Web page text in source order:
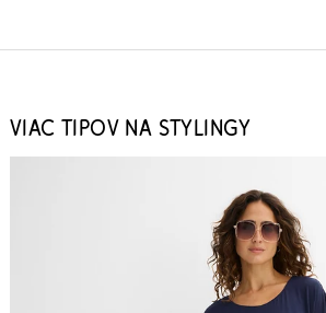
VIAC TIPOV NA STYLINGY